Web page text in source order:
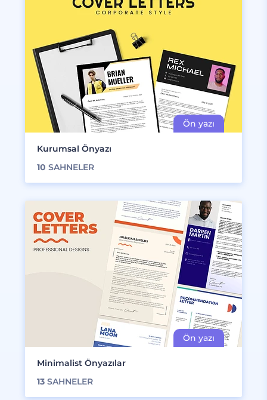
Kurumsal Önyazı
10 SAHNELER
Minimalist Önyazılar
13 SAHNELER